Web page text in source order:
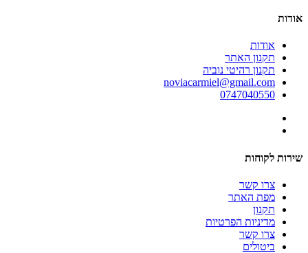
אודות
אודות
תקנון האתר
תקנון רהיטי נוביה
noviacarmiel@gmail.com
0747040550
שירות לקוחות
צרו קשר
מפת האתר
תקנון
מדיניות הפרטיות
צרו קשר
ביטולים